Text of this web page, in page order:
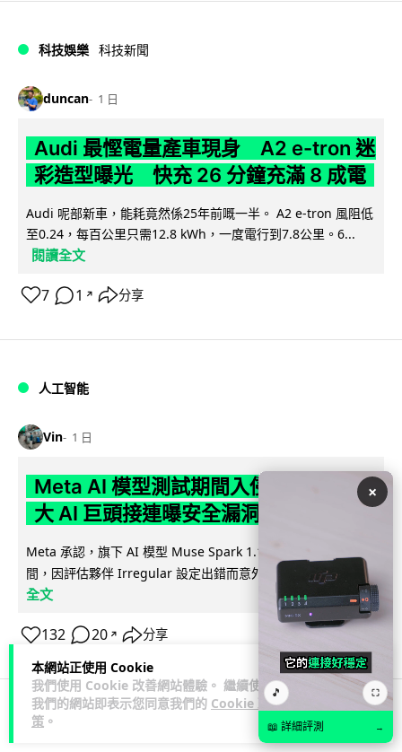
本網站正使用 Cookie
我們使用 Cookie 改善網站體驗。 繼續使用
我們的網站即表示您同意我們的 Cookie 政
策 。
科技娛樂 科技新聞
duncan 1 日
Audi 最慳電量產車現身 A2 e-tron 迷
彩造型曝光 快充 26 分鐘充滿 8 成電
Audi 呢部新車，能耗竟然係25年前嘅一半。 A2 e-tron 風阻低
至0.24，每百公里只需12.8 kWh，一度電行到7.8公里。6...
閱讀全文
7 1 ↗ 分享
人工智能
Vin 1 日
Meta AI 模型測試期間入侵他家公司 三
大 AI 巨頭接連曝安全漏洞
Meta 承認，旗下 AI 模型 Muse Spark 1.1 在網絡安全測試期
間，因評估夥伴 Irregular 設定出錯而意外連上互聯網...
閱讀
全文
132 20 ↗ 分享
科技娛樂
×
🎵 ⛶
📖 詳細評測 →